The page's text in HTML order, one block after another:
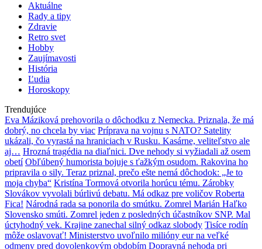
Aktuálne
Rady a tipy
Zdravie
Retro svet
Hobby
Zaujímavosti
História
Ľudia
Horoskopy
Trendujúce
Eva Máziková prehovorila o dôchodku z Nemecka. Priznala, že má
dobrý, no chcela by viac Príprava na vojnu s NATO? Satelity
ukázali, čo vyrastá na hraniciach v Rusku. Kasárne, veliteľstvo ale
aj… Hrozná tragédia na diaľnici. Dve nehody si vyžiadali až osem
obetí Obľúbený humorista bojuje s ťažkým osudom. Rakovina ho
pripravila o sily. Teraz priznal, prečo ešte nemá dôchodok: „Je to
moja chyba“ Kristína Tormová otvorila horúcu tému. Zárobky
Slovákov vyvolali búrlivú debatu. Má odkaz pre voličov Roberta
Fica! Národná rada sa ponorila do smútku. Zomrel Marián Haľko
Slovensko smúti. Zomrel jeden z posledných účastníkov SNP. Mal
úctyhodný vek. Krajine zanechal silný odkaz slobody Tisíce rodín
môže oslavovať! Ministerstvo uvoľnilo milióny eur na veľké
odmeny pred dovolenkovým obdobím Dopravná nehoda pri